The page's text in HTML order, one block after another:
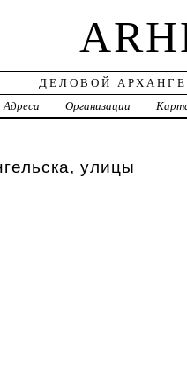
ДЕЛОВОЙ
Адреса
Организации
улицы